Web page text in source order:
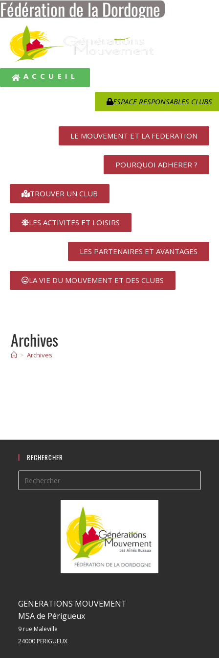
Fédération de la Dordogne
ACCUEIL
ESPACE RESPONSABLES CLUBS
LE MOUVEMENT ET LA FEDERATION
POURQUOI ADHERER ?
TROUVER UN CLUB
LES ACTIVITES ET LOISIRS
LES PARTENAIRES ET AVANTAGES
LA VIE DU MOUVEMENT ET DES CLUBS
Archives
> Archives
RECHERCHER
GENERATIONS MOUVEMENT
MSA de Périgueux
9 rue Maleville
24000 PERIGUEUX